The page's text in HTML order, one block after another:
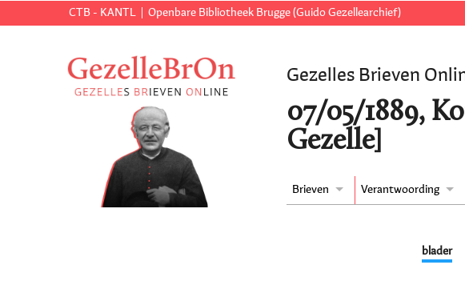
CTB - KANTL Openbare Bibliotheek Brugge (Guido Gezellearchief)
Gezelles Brieven
07/05/1889,
Gezelle]
Brieven Verantwoording
blader